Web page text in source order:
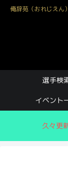
俺辞苑（おれじえん
選手検
イベント
久々更